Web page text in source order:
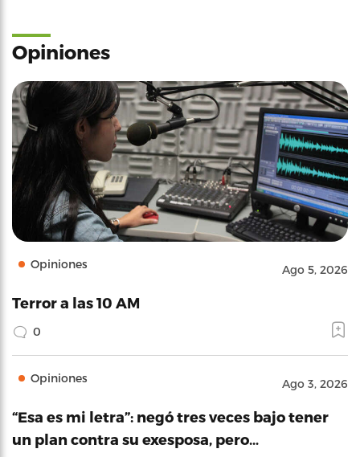
Opiniones
Opiniones Ago 5, 2026
Terror a las 10 AM
0
Opiniones Ago 3, 2026
“Esa es mi letra”: negó tres veces bajo tener
un plan contra su exesposa, pero…